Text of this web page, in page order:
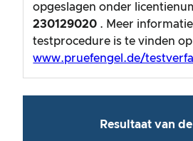
opgeslagen onder
230129020 . Meer
testprocedure is te vinden op
www.pruefengel.de/
Resultaat van